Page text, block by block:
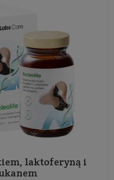
laktoferyną i